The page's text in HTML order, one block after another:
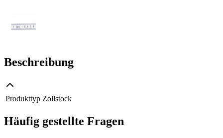
Beschreibung
Produkttyp Zollstock
Häufig gestellte Fragen